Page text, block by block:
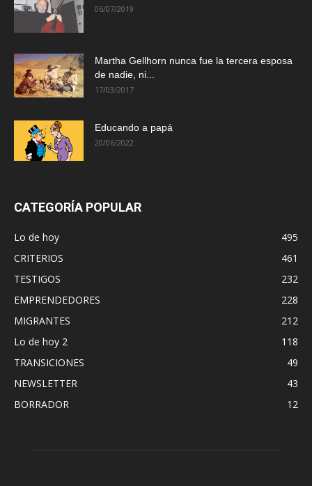
06/07/2019
Martha Gellhorn nunca fue la tercera esposa
de nadie, ni...
17/03/2017
Educando a papá
20/06/2022
CATEGORÍA POPULAR
Lo de hoy
495
CRITERIOS
461
TESTIGOS
232
EMPRENDEDORES
228
MIGRANTES
212
Lo de hoy 2
118
TRANSICIONES
49
NEWSLETTER
43
BORRADOR
12